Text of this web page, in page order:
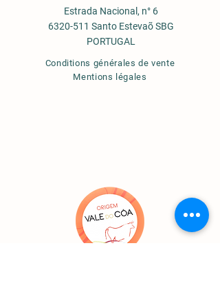
Estrada Nacional, n° 6
6320-511 Santo Estevaõ SBG
PORTUGAL
Conditions générales de vente
Mentions légales